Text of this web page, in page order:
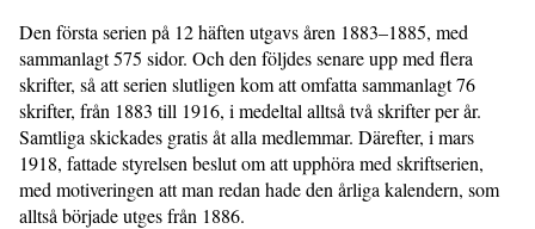
Den första serien på 12 häften utgavs åren 1883–1885, med
sammanlagt 575 sidor. Och den följdes senare upp med flera
skrifter, så att serien slutligen kom att omfatta sammanlagt 76
skrifter, från 1883 till 1916, i medeltal alltså två skrifter per år.
Samtliga skickades gratis åt alla medlemmar. Därefter, i mars
1918, fattade styrelsen beslut om att upphöra med skriftserien,
med motiveringen att man redan hade den årliga kalendern, som
alltså började utges från 1886.